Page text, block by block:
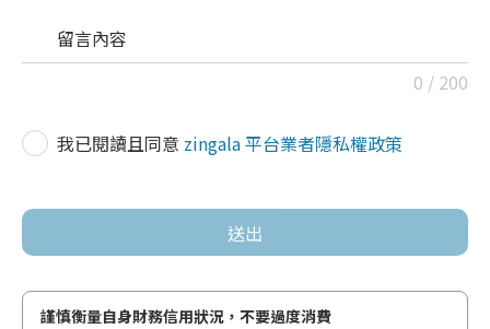
留言內容
0 / 200
我已閱讀且同意 zingala 平台業者隱私權政策
送出
謹慎衡量自身財務信用狀況，不要過度消費